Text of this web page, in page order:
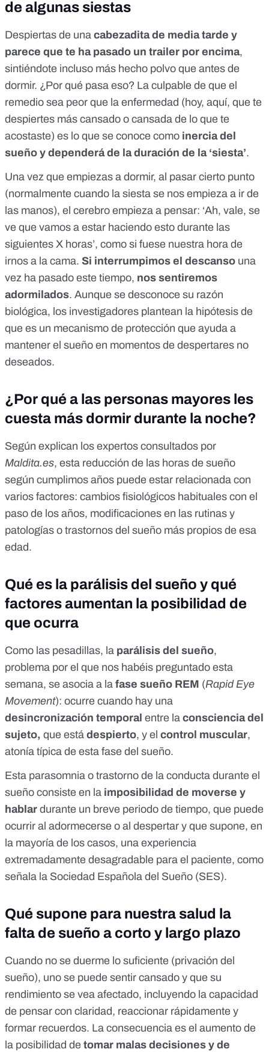
de algunas siestas
Despiertas de una cabezadita de media tarde y
parece que te ha pasado un trailer por encima,
sintiéndote incluso más hecho polvo que antes de
dormir. ¿Por qué pasa eso? La culpable de que el
remedio sea peor que la enfermedad (hoy, aquí, que te
despiertes más cansado o cansada de lo que te
acostaste) es lo que se conoce como inercia del
sueño y dependerá de la duración de la ‘siesta’.
Una vez que empiezas a dormir, al pasar cierto punto
(normalmente cuando la siesta se nos empieza a ir de
las manos), el cerebro empieza a pensar: ‘Ah, vale, se
ve que vamos a estar haciendo esto durante las
siguientes X horas’, como si fuese nuestra hora de
irnos a la cama. Si interrumpimos el descanso una
vez ha pasado este tiempo, nos sentiremos
adormilados. Aunque se desconoce su razón
biológica, los investigadores plantean la hipótesis de
que es un mecanismo de protección que ayuda a
mantener el sueño en momentos de despertares no
deseados.
¿Por qué a las personas mayores les
cuesta más dormir durante la noche?
Según explican los expertos consultados por
Maldita.es, esta reducción de las horas de sueño
según cumplimos años puede estar relacionada con
varios factores: cambios fisiológicos habituales con el
paso de los años, modificaciones en las rutinas y
patologías o trastornos del sueño más propios de esa
edad.
Qué es la parálisis del sueño y qué
factores aumentan la posibilidad de
que ocurra
Como las pesadillas, la parálisis del sueño,
problema por el que nos habéis preguntado esta
semana, se asocia a la fase sueño REM (Rapid Eye
Movement): ocurre cuando hay una
desincronización temporal entre la consciencia del
sujeto, que está despierto, y el control muscular,
atonía típica de esta fase del sueño.
Esta parasomnia o trastorno de la conducta durante el
sueño consiste en la imposibilidad de moverse y
hablar durante un breve periodo de tiempo, que puede
ocurrir al adormecerse o al despertar y que supone, en
la mayoría de los casos, una experiencia
extremadamente desagradable para el paciente, como
señala la Sociedad Española del Sueño (SES).
Qué supone para nuestra salud la
falta de sueño a corto y largo plazo
Cuando no se duerme lo suficiente (privación del
sueño), uno se puede sentir cansado y que su
rendimiento se vea afectado, incluyendo la capacidad
de pensar con claridad, reaccionar rápidamente y
formar recuerdos. La consecuencia es el aumento de
la posibilidad de tomar malas decisiones y de